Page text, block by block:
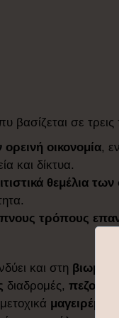
βασίζεται σε
οικονομία,
και δίκτυα.
θεμέλια
τρόπους
και στη
διαδρομές,
μαγειρέματα